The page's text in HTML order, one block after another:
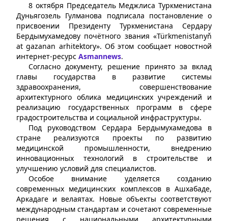
8 октября Председатель Меджлиса Туркменистана
Дуньягозель Гулманова подписала постановление о
присвоении Президенту Туркменистана Сердару
Бердымухамедову почётного звания «Türkmenistanyň
at gazanan arhitektory». Об этом сообщает новостной
интернет-ресурс Asmannews.
Согласно документу, решение принято за вклад
главы государства в развитие системы
здравоохранения, совершенствование
архитектурного облика медицинских учреждений и
реализацию государственных программ в сфере
градостроительства и социальной инфраструктуры.
Под руководством Сердара Бердымухамедова в
стране реализуются проекты по развитию
медицинской промышленности, внедрению
инновационных технологий в строительстве и
улучшению условий для специалистов.
Особое внимание уделяется созданию
современных медицинских комплексов в Ашхабаде,
Аркадаге и велаятах. Новые объекты соответствуют
международным стандартам и сочетают современные